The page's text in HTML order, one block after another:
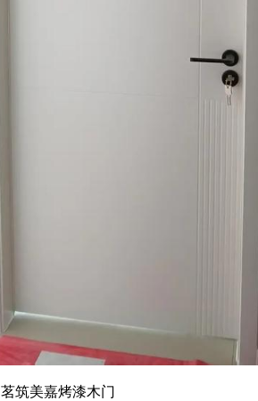
茗筑美嘉烤漆木门